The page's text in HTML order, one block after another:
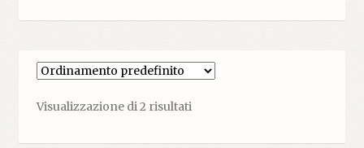
Visualizzazione di 2 risultati